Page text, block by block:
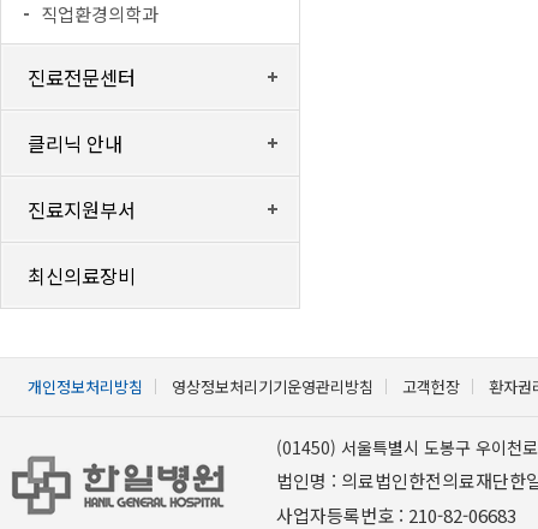
직업환경의학과
진료전문센터
클리닉 안내
진료지원부서
최신의료장비
개인정보처리방침 영상정보처리기기운영관리방침 고객헌장 환자권
(01450) 서울특별시 도봉구 우이천
법인명 : 의료법인한전의료재단한
사업자등록번호 : 210-82-